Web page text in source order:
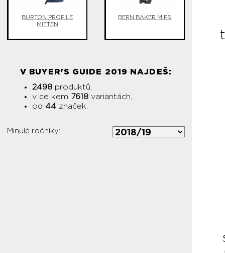
BURTON PROFILE
MITTEN
BERN BAKER MIPS
V BUYER'S GUIDE 2019 NAJDEŠ:
2498 produktů,
v celkem 7618 variantách,
od 44 značek.
Minulé ročníky: